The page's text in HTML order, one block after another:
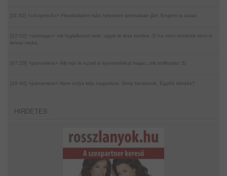
[11:42] <xXxyetixXx> Floodolásért más helyeken premaban járt. Engem is zavar.
[22:02] <vizimajac>
mit foglalkozol vele, ugyis le lesz torolve :D ha nem torolnek nem is
lenne moka.
[07:20] <panamera> Állj már le ezzel a nyomorékkal majac, mit trollkodsz :D
[18:44] <panamera> Nem onlys kép nagyokos. Sima facebook. Egyéb kérdés?
HIRDETES